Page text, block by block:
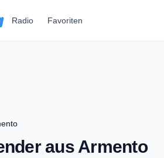
Radio Favoriten
aus Armento